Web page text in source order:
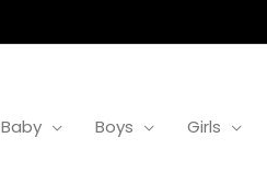
Baby Boys Girls